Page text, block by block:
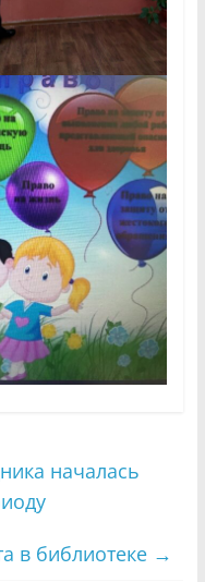
началась
в библиотеке →